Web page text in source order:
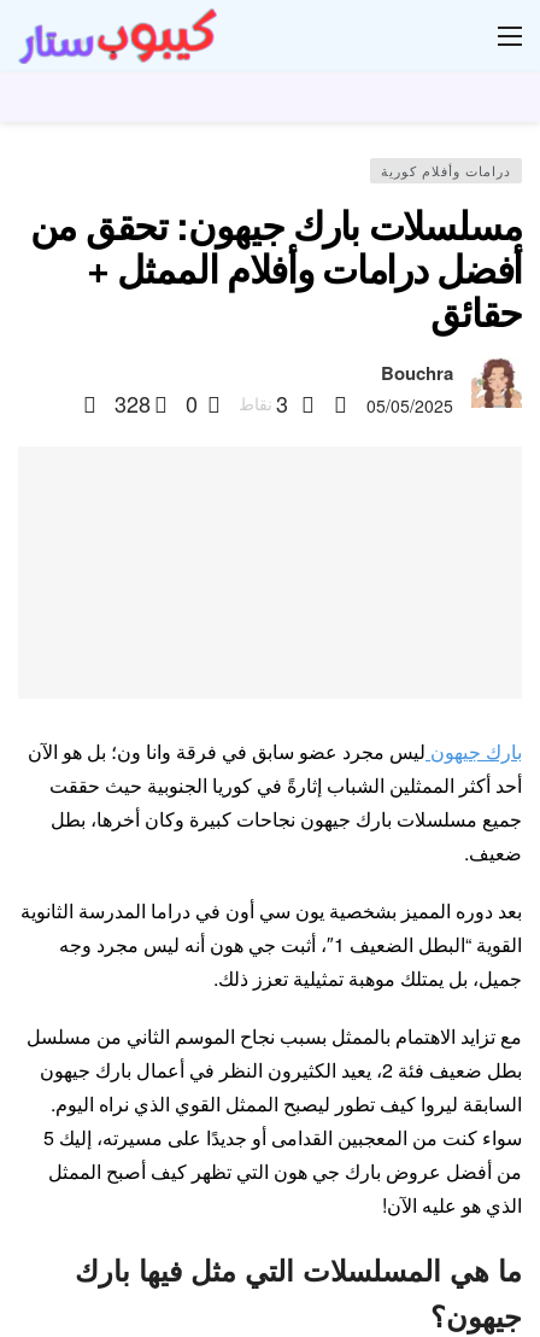
درامات وأفلام كورية
مسلسلات بارك جيهون: تحقق من
أفضل درامات وأفلام الممثل +
حقائق
Bouchra
05/05/2025
3 نقاط 0
328
بارك جيهون ليس مجرد عضو سابق في فرقة وانا ون؛ بل هو الآن
أحد أكثر الممثلين الشباب إثارةً في كوريا الجنوبية حيث حققت
جميع مسلسلات بارك جيهون نجاحات كبيرة وكان أخرها، بطل
ضعيف.
بعد دوره المميز بشخصية يون سي أون في دراما المدرسة الثانوية
القوية “البطل الضعيف 1″، أثبت جي هون أنه ليس مجرد وجه
جميل، بل يمتلك موهبة تمثيلية تعزز ذلك.
مع تزايد الاهتمام بالممثل بسبب نجاح الموسم الثاني من مسلسل
بطل ضعيف فئة 2، يعيد الكثيرون النظر في أعمال بارك جيهون
السابقة ليروا كيف تطور ليصبح الممثل القوي الذي نراه اليوم.
سواء كنت من المعجبين القدامى أو جديدًا على مسيرته، إليك 5
من أفضل عروض بارك جي هون التي تظهر كيف أصبح الممثل
الذي هو عليه الآن!
ما هي المسلسلات التي مثل فيها بارك
جيهون؟